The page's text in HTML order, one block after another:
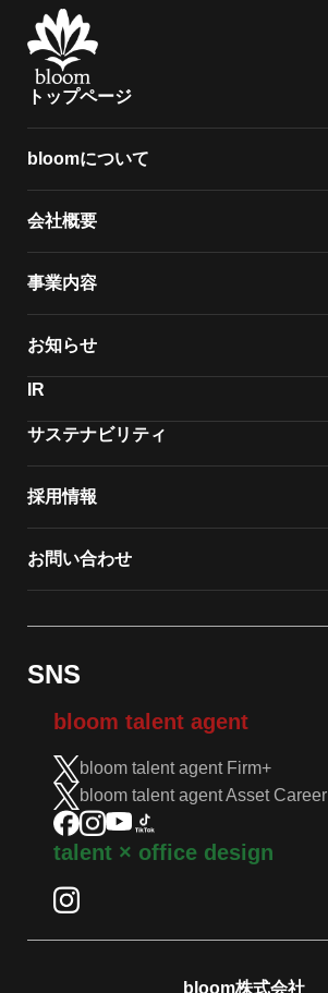
トップページ
bloomについて
会社概要
事業内容
お知らせ
IR
サステナビリティ
採用情報
お問い合わせ
SNS
bloom talent agent
bloom talent agent Firm+
bloom talent agent Asset Career
talent × office design
bloom株式会社